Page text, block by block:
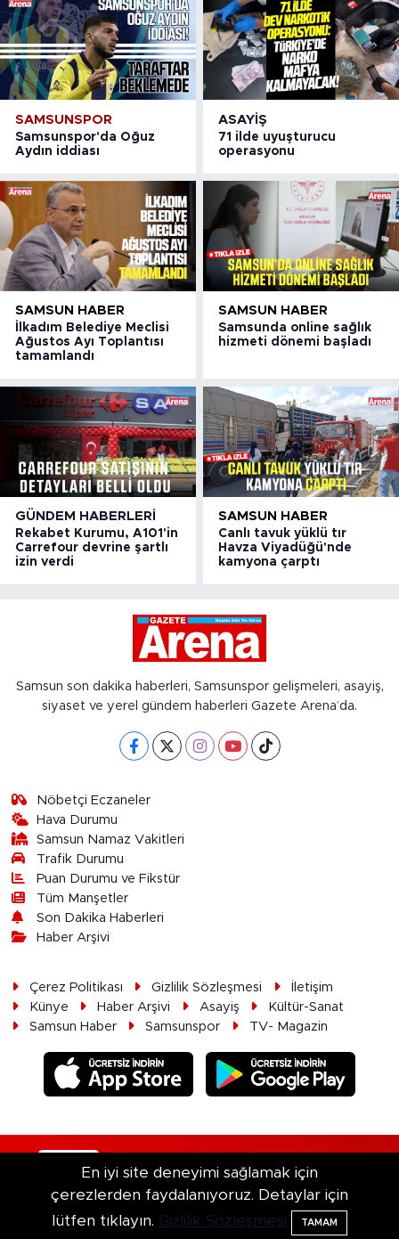
SAMSUNSPOR
Samsunspor'da Oğuz
Aydın iddiası
ASAYIŞ
71 ilde uyuşturucu
operasyonu
SAMSUN HABER
İlkadım Belediye Meclisi
Ağustos Ayı Toplantısı
tamamlandı
SAMSUN HABER
Samsunda online sağlık
hizmeti dönemi başladı
GÜNDEM HABERLERI
Rekabet Kurumu, A101'in
Carrefour devrine şartlı
izin verdi
SAMSUN HABER
Canlı tavuk yüklü tır
Havza Viyadüğü'nde
kamyona çarptı
Samsun son dakika haberleri, Samsunspor gelişmeleri, asayiş,
siyaset ve yerel gündem haberleri Gazete Arena’da.
Nöbetçi Eczaneler
Hava Durumu
Samsun Namaz Vakitleri
Trafik Durumu
Puan Durumu ve Fikstür
Tüm Manşetler
Son Dakika Haberleri
Haber Arşivi
Çerez Politikası Gizlilik Sözleşmesi
İletişim
Künye
Haber Arşivi Asayiş
Kültür-Sanat
Samsun Haber
Samsunspor TV- Magazin
Haber Yazılımı:TE Bilişim
En iyi site deneyimi sağlamak için
çerezlerden faydalanıyoruz. Detaylar için
lütfen tıklayın. Gizlilik Sözleşmesi TAMAM